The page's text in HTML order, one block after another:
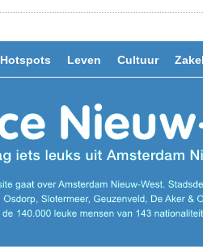
Hotspots Leven Cultuur